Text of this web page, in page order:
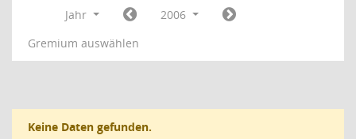
Jahr
2006
Gremium auswählen
Keine Daten gefunden.